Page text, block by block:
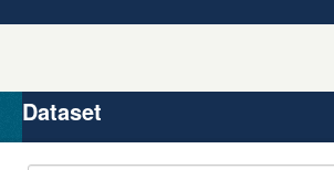
Organizzazioni
Gruppi
Dataset